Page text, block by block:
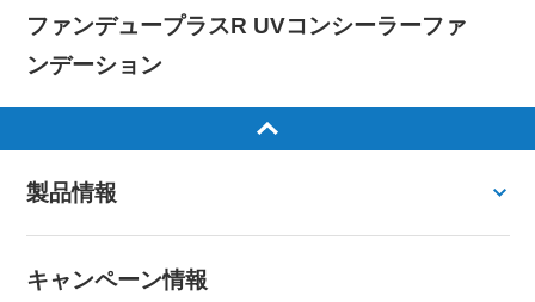
ファンデュープラスR UVコンシーラーファ
ンデーション
製品情報
キャンペーン情報